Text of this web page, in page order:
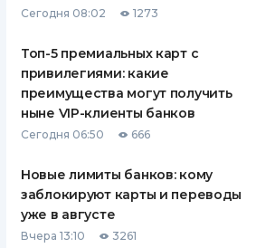
ВСЕ СТРАХОВЫЕ ПОЛИСЫ
СТРАХОВЫЕ КОМПАНИИ
КОМПАНИЯХ
КОНТАКТЫ
Сегодня 08:02 1273
Топ-5 премиальных карт с
привилегиями: какие
преимущества могут получить
ныне VIP-клиенты банков
Сегодня 06:50 666
Новые лимиты банков: кому
заблокируют карты и переводы
уже в августе
Вчера 13:10 3261